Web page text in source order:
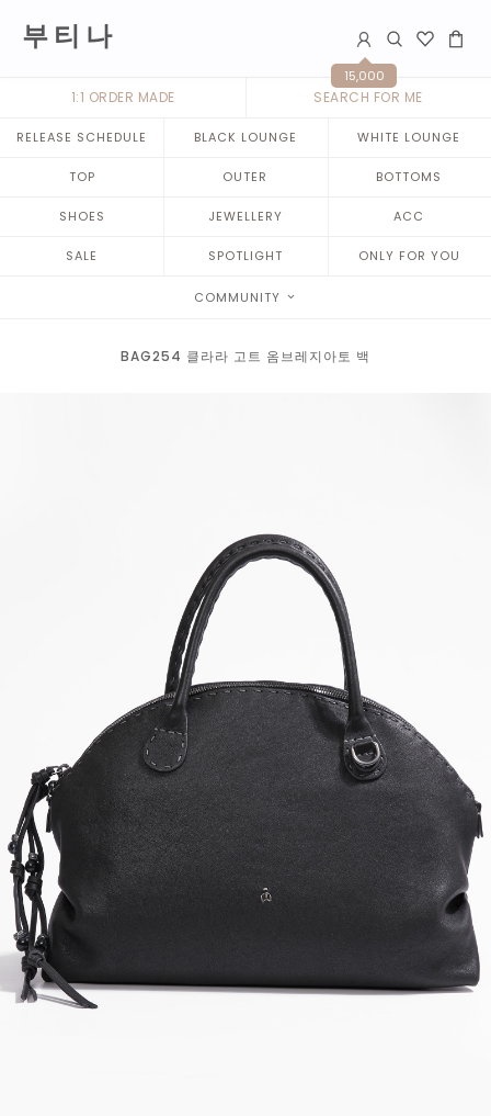
부 티 나
15,000
1:1 ORDER MADE SEARCH FOR ME
RELEASE SCHEDULE BLACK LOUNGE WHITE LOUNGE
TOP OUTER BOTTOMS
SHOES JEWELLERY ACC
SALE SPOTLIGHT ONLY FOR YOU
COMMUNITY
BAG254 클라라 고트 옴브레지아토 백